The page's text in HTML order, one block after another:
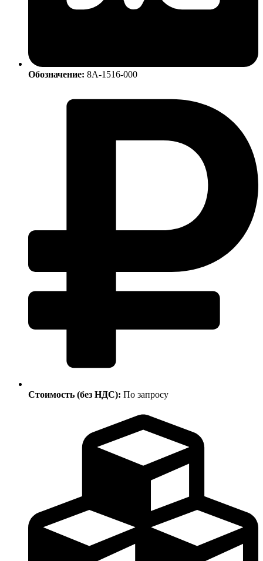
Обозначение: 8А-1516-000
Стоимость (без НДС): По запросу